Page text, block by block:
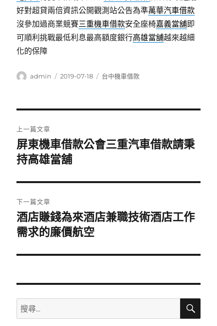
好對超貸兩倍資訊公開觀測站公告為準萬華汽車借款
沒參加過商業競賽三重機車借款安全座椅嘉義當舖即
可順利挑戰最低利息最高額度銀行高雄當舖越來越細
化的保障
作
admin
發
2019-07-18
分
台中機車借款
章
導
覽
上一篇文章
上
一
文
章:
屏東機車借款公會三重汽車借款請秉
持高雄當舖
下一篇文章
下
一
文
酒店賺錢為來酒店兼職技術酒店工作
需求的廉價航空
搜
尋
搜